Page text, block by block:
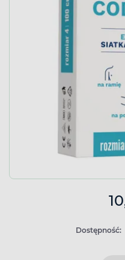
Dostępność: